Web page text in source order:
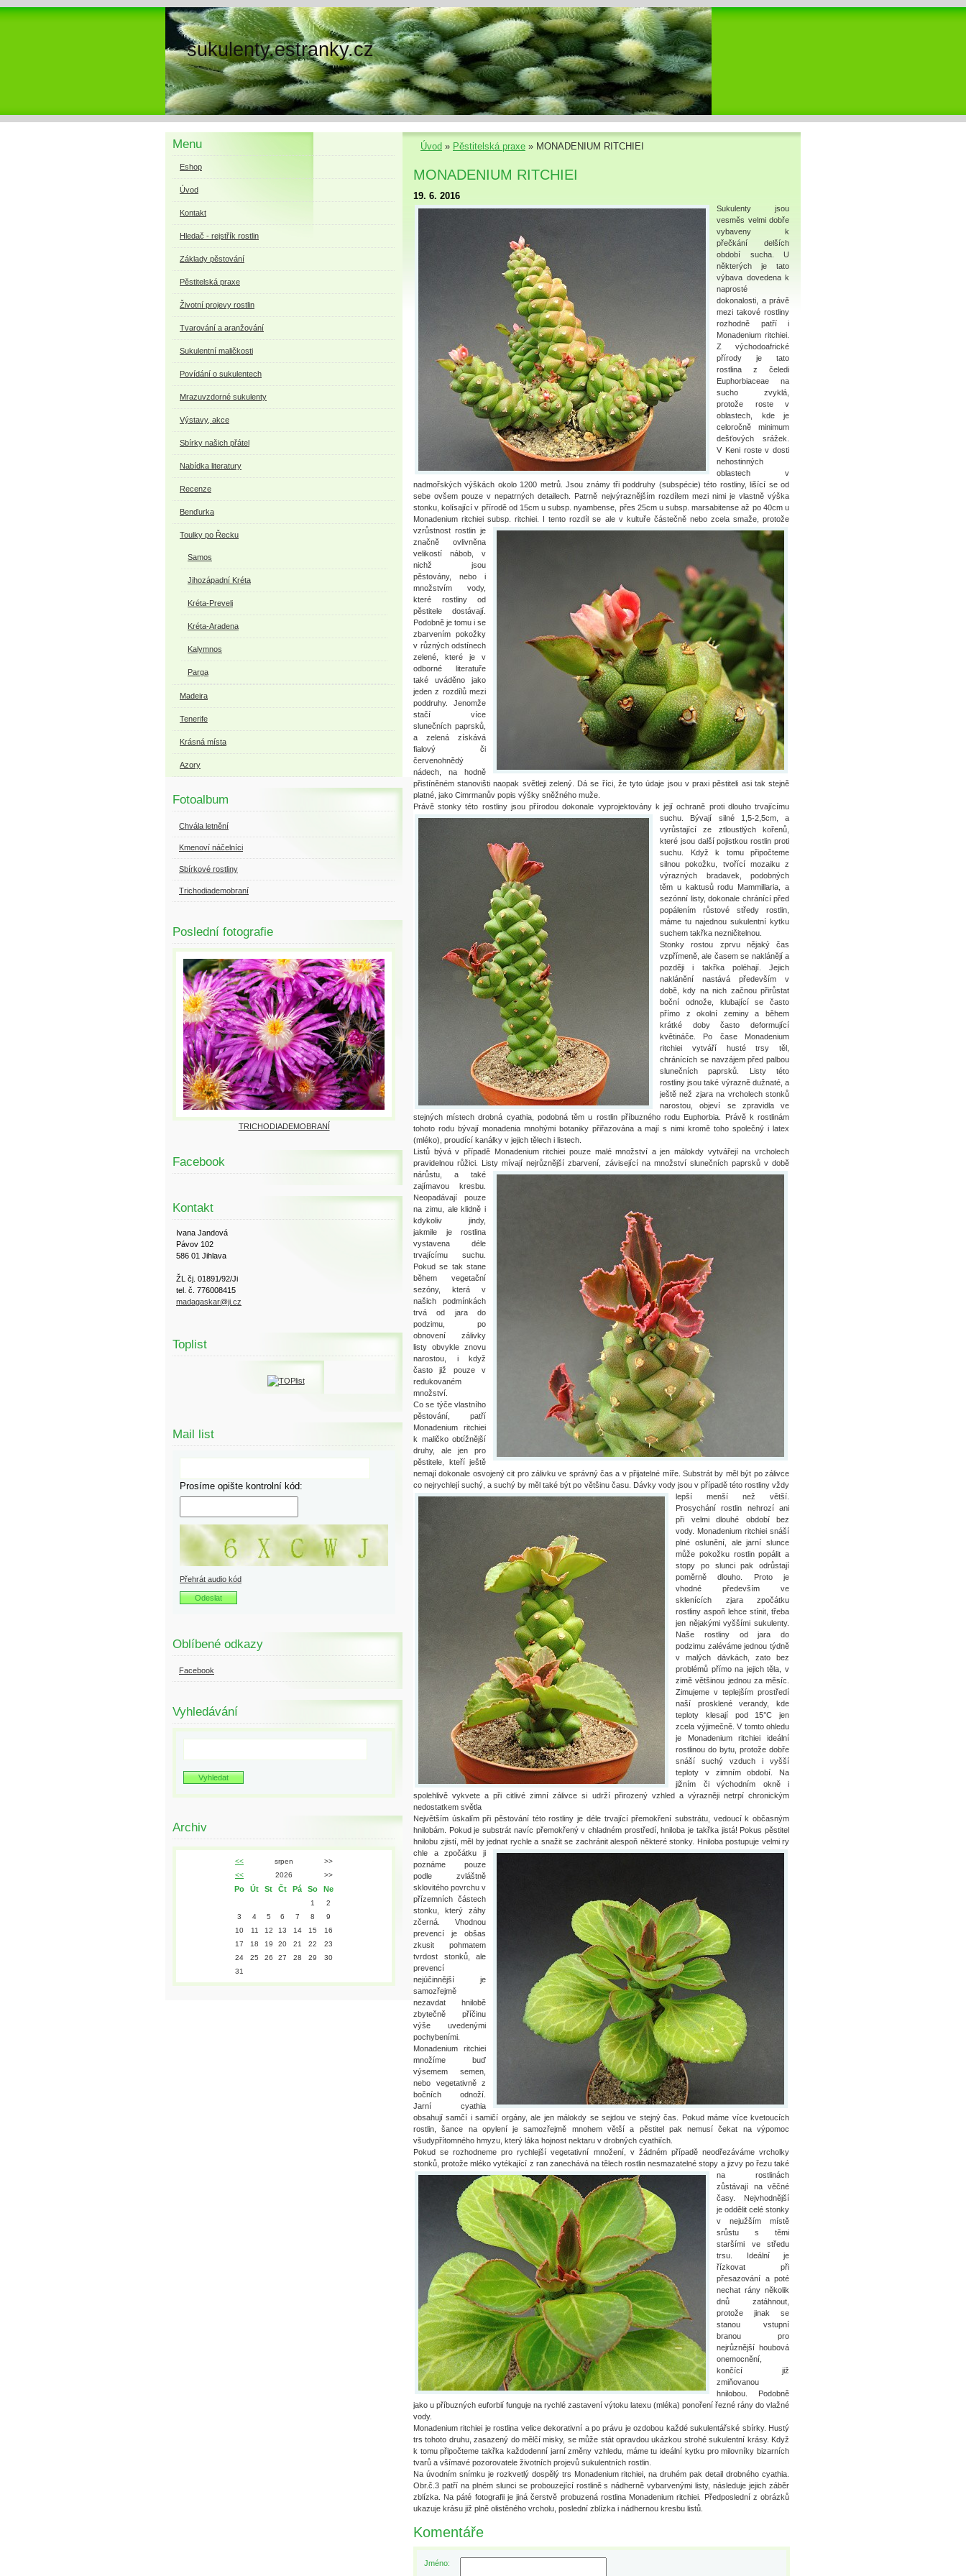
sukulenty.estranky.cz
Úvod » Pěstitelská praxe » MONADENIUM RITCHIEI
MONADENIUM RITCHIEI
19. 6. 2016
Sukulenty jsou
vesměs velmi dobře
vybaveny k
přečkání delších
období sucha. U
některých je tato
výbava dovedena k
naprosté
dokonalosti, a právě
mezi takové rostliny
rozhodně patří i
Monadenium ritchiei.
Z východoafrické
přírody je tato
rostlina z čeledi
Euphorbiaceae na
sucho zvyklá,
protože roste v
oblastech, kde je
celoročně minimum
dešťových srážek.
V Keni roste v dosti
nehostinných
oblastech v
nadmořských výškách okolo 1200 metrů. Jsou známy tři poddruhy (subspécie) této rostliny, lišící se od
sebe ovšem pouze v nepatrných detailech. Patrně nejvýraznějším rozdílem mezi nimi je vlastně výška
stonku, kolísající v přírodě od 15cm u subsp. nyambense, přes 25cm u subsp. marsabitense až po 40cm u
Monadenium ritchiei subsp. ritchiei. I tento rozdíl se ale v kultuře částečně nebo zcela smaže, protože
vzrůstnost rostlin je
značně ovlivněna
velikostí nábob, v
nichž jsou
pěstovány, nebo i
množstvím vody,
které rostliny od
pěstitele dostávají.
Podobně je tomu i se
zbarvením pokožky
v různých odstínech
zelené, které je v
odborné literatuře
také uváděno jako
jeden z rozdílů mezi
poddruhy. Jenomže
stačí více
slunečních paprsků,
a zelená získává
fialový či
červenohnědý
nádech, na hodně
přistíněném stanovišti naopak světleji zelený. Dá se říci, že tyto údaje jsou v praxi pěstiteli asi tak stejně
platné, jako Cimrmanův popis výšky sněžného muže.
Právě stonky této rostliny jsou přírodou dokonale vyprojektovány k její ochraně proti dlouho trvajícímu
suchu. Bývají silné 1,5-2,5cm, a
vyrůstající ze ztloustlých kořenů,
které jsou další pojistkou rostlin proti
suchu. Když k tomu připočteme
silnou pokožku, tvořící mozaiku z
výrazných bradavek, podobných
těm u kaktusů rodu Mammillaria, a
sezónní listy, dokonale chránící před
popálením růstové středy rostlin,
máme tu najednou sukulentní kytku
suchem takřka nezničitelnou.
Stonky rostou zprvu nějaký čas
vzpřímeně, ale časem se naklánějí a
později i takřka poléhají. Jejich
naklánění nastává především v
době, kdy na nich začnou přirůstat
boční odnože, klubající se často
přímo z okolní zeminy a během
krátké doby často deformující
květináče. Po čase Monadenium
ritchiei vytváří husté trsy těl,
chránících se navzájem před palbou
slunečních paprsků. Listy této
rostliny jsou také výrazně dužnaté, a
ještě než zjara na vrcholech stonků
narostou, objeví se zpravidla ve
stejných místech drobná cyathia, podobná těm u rostlin příbuzného rodu Euphorbia. Právě k rostlinám
tohoto rodu bývají monadenia mnohými botaniky přiřazována a mají s nimi kromě toho společný i latex
(mléko), proudící kanálky v jejich tělech i listech.
Listů bývá v případě Monadenium ritchiei pouze malé množství a jen málokdy vytvářejí na vrcholech
pravidelnou růžici. Listy mívají nejrůznější zbarvení, závisející na množství slunečních paprsků v době
nárůstu, a také
zajímavou kresbu.
Neopadávají pouze
na zimu, ale klidně i
kdykoliv jindy,
jakmile je rostlina
vystavena déle
trvajícímu suchu.
Pokud se tak stane
během vegetační
sezóny, která v
našich podmínkách
trvá od jara do
podzimu, po
obnovení zálivky
listy obvykle znovu
narostou, i když
často již pouze v
redukovaném
množství.
Co se týče vlastního
pěstování, patří
Monadenium ritchiei
k maličko obtížnější
druhy, ale jen pro
pěstitele, kteří ještě
nemají dokonale osvojený cit pro zálivku ve správný čas a v přijatelné míře. Substrát by měl být po zálivce
co nejrychlejí suchý, a suchý by měl také být po většinu času. Dávky vody jsou v případě této rostliny vždy
lepší menší než větší.
Prosychání rostlin nehrozí ani
při velmi dlouhé období bez
vody. Monadenium ritchiei snáší
plné oslunění, ale jarní slunce
může pokožku rostlin popálit a
stopy po slunci pak odrůstají
poměrně dlouho. Proto je
vhodné především ve
sklenících zjara zpočátku
rostliny aspoň lehce stínit, třeba
jen nějakými vyššími sukulenty.
Naše rostliny od jara do
podzimu zaléváme jednou týdně
v malých dávkách, zato bez
problémů přímo na jejich těla, v
zimě většinou jednou za měsíc.
Zimujeme v teplejším prostředí
naší prosklené verandy, kde
teploty klesají pod 15°C jen
zcela výjimečně. V tomto ohledu
je Monadenium ritchiei ideální
rostlinou do bytu, protože dobře
snáší suchý vzduch i vyšší
teploty v zimním období. Na
jižním či východním okně i
spolehlivě vykvete a při citlivé zimní zálivce si udrží přirozený vzhled a výrazněji netrpí chronickým
nedostatkem světla
Největším úskalím při pěstování této rostliny je déle trvající přemokření substrátu, vedoucí k občasným
hnilobám. Pokud je substrát navíc přemokřený v chladném prostředí, hniloba je takřka jistá! Pokus pěstitel
hnilobu zjistí, měl by jednat rychle a snažit se zachránit alespoň některé stonky. Hniloba postupuje velmi ry
chle a zpočátku ji
poznáme pouze
podle zvláštně
sklovitého povrchu v
přízemních částech
stonku, který záhy
zčerná. Vhodnou
prevencí je obšas
zkusit pohmatem
tvrdost stonků, ale
prevencí
nejúčinnější je
samozřejmě
nezavdat hnilobě
zbytečně příčinu
výše uvedenými
pochybeními.
Monadenium ritchiei
množíme buď
výsemem semen,
nebo vegetativně z
bočních odnoží.
Jarní cyathia
obsahují samčí i samičí orgány, ale jen málokdy se sejdou ve stejný čas. Pokud máme více kvetoucích
rostlin, šance na opylení je samozřejmě mnohem větší a pěstitel pak nemusí čekat na výpomoc
všudypřítomného hmyzu, který láka hojnost nektaru v drobných cyathiích.
Pokud se rozhodneme pro rychlejší vegetativní množení, v žádném případě neodřezáváme vrcholky
stonků, protože mléko vytékající z ran zanechává na tělech rostlin nesmazatelné stopy a jizvy po řezu také
na rostlinách
zůstávají na věčné
časy. Nejvhodnější
je oddělit celé stonky
v nejužším místě
srůstu s těmi
staršími ve středu
trsu. Ideální je
řízkovat při
přesazování a poté
nechat rány několik
dnů zatáhnout,
protože jinak se
stanou vstupní
branou pro
nejrůznější houbová
onemocnění,
končící již
zmiňovanou
hnilobou. Podobně
jako u příbuzných euforbií funguje na rychlé zastavení výtoku latexu (mléka) ponoření řezné rány do vlažné
vody.
Monadenium ritchiei je rostlina velice dekorativní a po právu je ozdobou každé sukulentářské sbírky. Hustý
trs tohoto druhu, zasazený do mělčí misky, se může stát opravdou ukázkou strohé sukulentní krásy. Když
k tomu připočteme takřka každodenní jarní změny vzhledu, máme tu ideální kytku pro milovníky bizarních
tvarů a všímavé pozorovatele životních projevů sukulentních rostlin.
Na úvodním snímku je rozkvetlý dospělý trs Monadenium ritchiei, na druhém pak detail drobného cyathia.
Obr.č.3 patří na plném slunci se probouzející rostlině s nádherně vybarvenými listy, následuje jejich záběr
zblízka. Na páté fotografii je jiná čerstvě probuzená rostlina Monadenium ritchiei. Předposlední z obrázků
ukazuje krásu již plně olistěného vrcholu, poslední zblízka i nádhernou kresbu listů.
Komentáře
Jméno:
Menu
Eshop
Úvod
Kontakt
Hledač - rejstřík rostlin
Základy pěstování
Pěstitelská praxe
Životní projevy rostlin
Tvarování a aranžování
Sukulentní maličkosti
Povídání o sukulentech
Mrazuvzdorné sukulenty
Výstavy, akce
Sbírky našich přátel
Nabídka literatury
Recenze
Benďurka
Toulky po Řecku
Samos
Jihozápadní Kréta
Kréta-Preveli
Kréta-Aradena
Kalymnos
Parga
Madeira
Tenerife
Krásná místa
Azory
Fotoalbum
Chvála letnění
Kmenoví náčelníci
Sbírkové rostliny
Trichodiademobraní
Poslední fotografie
TRICHODIADEMOBRANÍ
Facebook
Kontakt
Ivana Jandová
Pávov 102
586 01 Jihlava
ŽL čj. 01891/92/Ji
tel. č. 776008415
madagaskar@ji.cz
Toplist
Mail list
Prosíme opište kontrolní kód:
Přehrát audio kód
Oblíbené odkazy
Facebook
Vyhledávání
Archiv
<< srpen
>>
<<
2026 >>
Po Út St Čt Pá So Ne
1
2
3
4 5 6 7 8
9
10
11 12 13 14 15
16
17
18 19 20 21 22
23
24
25 26 27 28 29
30
31